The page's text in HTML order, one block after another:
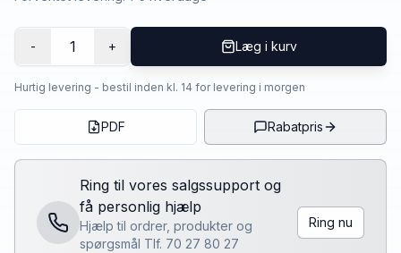
- 1 + Læg i kurv
Hurtig levering - bestil inden kl. 14 for levering i morgen
PDF Rabatpris
Ring til vores salgssupport og
få personlig hjælp
Hjælp til ordrer, produkter og
spørgsmål Tlf. 70 27 80 27
Ring nu